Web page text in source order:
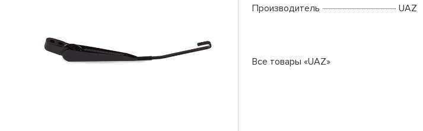
Производитель
UAZ
Все товары «UAZ»